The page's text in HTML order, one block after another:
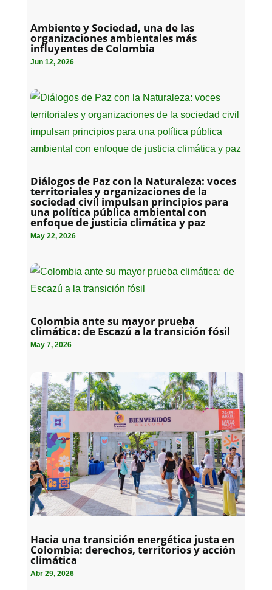
Ambiente y Sociedad, una de las
organizaciones ambientales más
influyentes de Colombia
Jun 12, 2026
Diálogos de Paz con la Naturaleza: voces
territoriales y organizaciones de la
sociedad civil impulsan principios para
una política pública ambiental con
enfoque de justicia climática y paz
May 22, 2026
Colombia ante su mayor prueba
climática: de Escazú a la transición fósil
May 7, 2026
Hacia una transición energética justa en
Colombia: derechos, territorios y acción
climática
Abr 29, 2026